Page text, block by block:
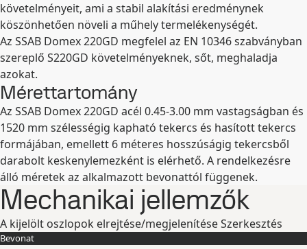
követelményeit, ami a stabil alakítási eredménynek
köszönhetően növeli a műhely termelékenységét.
Az SSAB Domex 220GD megfelel az EN 10346 szabványban
szereplő S220GD követelményeknek, sőt, meghaladja
azokat.
Mérettartomány
Az SSAB Domex 220GD acél 0.45-3.00 mm vastagságban és
1520 mm szélességig kapható tekercs és hasított tekercs
formájában, emellett 6 méteres hosszúságig tekercsből
darabolt keskenylemezként is elérhető. A rendelkezésre
álló méretek az alkalmazott bevonattól függenek.
Mechanikai jellemzők
A kijelölt oszlopok elrejtése/megjelenítéseSzerkesztés
Bevonat